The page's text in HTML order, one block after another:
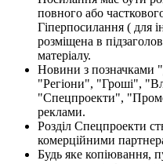
повного або
Гіперпосилання ( для
розміщена в
матеріалу.
Новини з позначками
"Регіони", "Гроші",
"Спецпроекти",
реклами.
Розділ Спецпроекти
комерційними
Будь яке копіювання,